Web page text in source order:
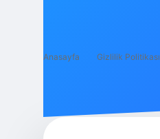
Anasayfa Gizlilik Politikası